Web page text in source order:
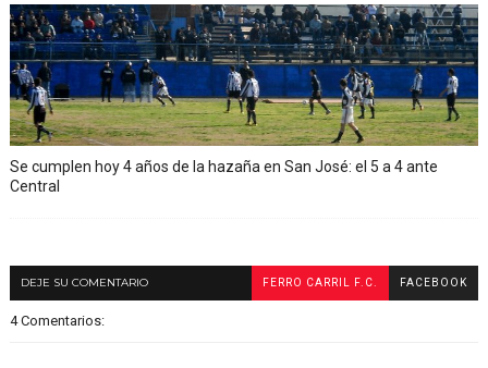
Se cumplen hoy 4 años de la hazaña en San José: el 5 a 4 ante
Central
DEJE SU COMENTARIO FERRO CARRIL F.C. FACEBOOK
4 Comentarios: